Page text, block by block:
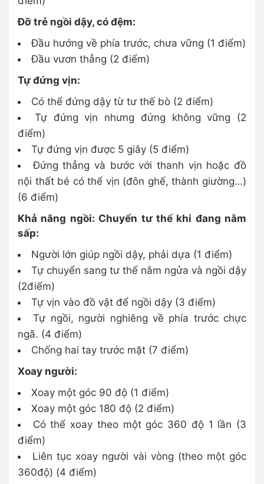
Đỡ trẻ ngồi dậy, có đệm:
Đầu hướng về phía trước, chưa vững (1 điểm)
Đầu vươn thẳng (2 điểm)
Tự đứng vịn:
Có thể đứng dậy từ tư thế bò (2 điểm)
Tự đứng vịn nhưng đứng không vững (2
điểm)
Tự đứng vịn được 5 giây (5 điểm)
Đứng thẳng và bước với thanh vịn hoặc đồ
nội thất bé có thể vịn (đôn ghế, thành giường…)
(6 điểm)
Khả năng ngồi: Chuyển tư thế khi đang nằm
sấp:
Người lớn giúp ngồi dậy, phải dựa (1 điểm)
Tự chuyển sang tư thế nằm ngửa và ngồi dậy
(2điểm)
Tự vịn vào đồ vật để ngồi dậy (3 điểm)
Tự ngồi, người nghiêng về phía trước chực
ngã. (4 điểm)
Chống hai tay trước mặt (7 điểm)
Xoay người:
Xoay một góc 90 độ (1 điểm)
Xoay một góc 180 độ (2 điểm)
Có thể xoay theo một góc 360 độ 1 lần (3
điểm)
Liên tục xoay người vài vòng (theo một góc
360độ) (4 điểm)